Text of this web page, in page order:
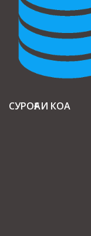
СУРОҒАИ КОА